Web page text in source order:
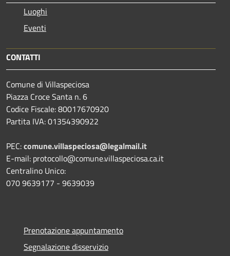
Luoghi
Eventi
CONTATTI
Comune di Villaspeciosa
Piazza Croce Santa n. 6
Codice Fiscale: 80017670920
Partita IVA: 01354390922
PEC:comune.villaspeciosa@legalmail.it
E-mail: protocollo@comune.villaspeciosa.ca.it
Centralino Unico:
070 9639177 - 9639039
Prenotazione appuntamento
Segnalazione disservizio